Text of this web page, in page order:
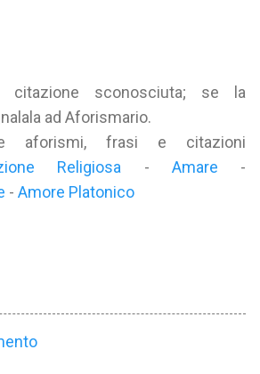
citazione sconosciuta; se la
ad Aforismario.
aforismi, frasi e citazioni
Religiosa - Amare -
- Amore Platonico